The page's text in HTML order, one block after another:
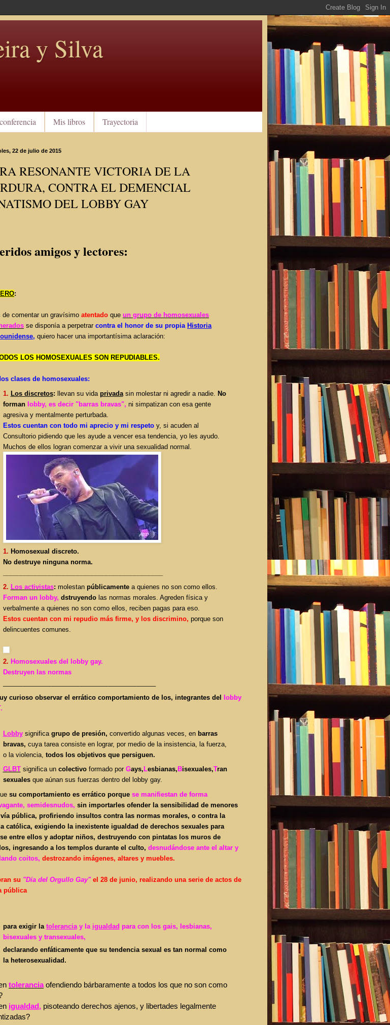
y Silva
Mis libros Trayectoria
22 de julio de 2015
RESONANTE VICTORIA DE LA
CONTRA EL DEMENCIAL
DEL LOBBY GAY
amigos y lectores:
:
de comentar un gravísimo atentado que un grupo de homosexuales
se disponía a perpetrar contra el honor de su propia Historia
, quiero hacer una importantísima aclaración:
LOS HOMOSEXUALES SON REPUDIABLES.
clases de homosexuales:
1. Los discretos: llevan su vida privadasin molestar ni agredir a nadie. No
forman lobby, es decir "barras bravas", ni simpatizan con esa gente
agresiva y mentalmente perturbada.
Estos cuentan con todo mi aprecio y mi respetoy, si acuden al
Consultorio pidiendo que les ayude a vencer esa tendencia, yo les ayudo.
Muchos de ellos logran comenzar a vivir una sexualidad normal.
1. Homosexual discreto.
No destruye ninguna norma.
2. Los activistas: molestan públicamentea quienes no son como ellos.
Forman un lobby, dstruyendo las normas morales. Agreden física y
verbalmente a quienes no son como ellos, reciben pagas para eso.
Estos cuentan con mi repudio más firme, y los discrimino, porque son
delincuentes comunes.
2. Homosexuales del lobby gay.
Destruyen las normas
curioso observar el errático comportamiento de los, integrantes del
lobby
Lobby significa grupo de presión, convertido algunas veces, en barras
bravas, cuya tarea consiste en lograr, por medio de la insistencia, la fuerza,
o la violencia, todos los objetivos que persiguen.
GLBTsignifica uncolectivo formado por Gays, Lesbianas, Bisexuales,Tran
sexuales que aúnan sus fuerzas dentro del lobby gay.
su comportamiento es errático porque se manifiestan de forma
semidesnudos, sin importarles ofender la sensibilidad de menores
pública, profiriendo insultos contra las normas morales, o contra la
católica, exigiendo la inexistente igualdad de derechos sexuales para
entre ellos y adoptar niños, destruyendo con pintatas los muros de
ingresando a los templos durante el culto, desnudándose ante el altar y
coitos, destrozando imágenes, altares y muebles.
su "Día del Orgullo Gay" el 28 de junio, realizando una serie de actos de
pública
para exigir la toleranciay la igualdad para con los gais, lesbianas,
bisexuales y transexuales,
declarando enfáticamente que su tendencia sexual es tan normal como
la heterosexualidad.
toleranciaofendiendo bárbaramente a todos los que no son como
igualdad, pisoteando derechos ajenos, y libertades legalmente